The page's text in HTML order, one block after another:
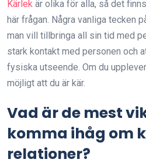
Kärlek är olika för alla, så det
här frågan. Några vanliga tecken
man vill tillbringa all sin tid med
stark kontakt med personen och
fysiska utseende. Om du
möjligt att du är kär.
Vad är de mest
komma ihåg om
relationer?